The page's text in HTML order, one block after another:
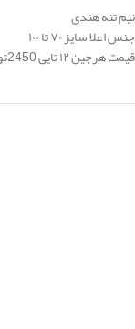
نیم تنه هندی
جنس اعلا سایز ۷۰ تا ۱۰۰
قیمت هرجین ۱۲ تایی 2450تومان